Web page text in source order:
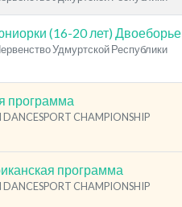
(16-20 лет) Двоеборье
Удмуртской Республики
программа
CHAMPIONSHIP
программа
CHAMPIONSHIP